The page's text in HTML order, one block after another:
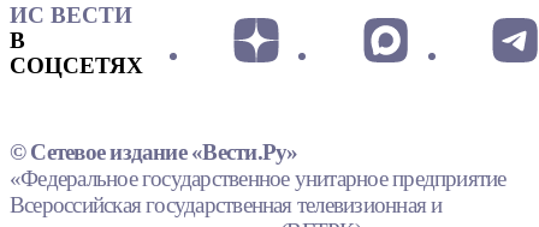
ИС ВЕСТИ
В
СОЦСЕТЯХ
© Сетевое издание «Вести.Ру»
«Федеральное государственное унитарное предприятие
Всероссийская государственная телевизионная и